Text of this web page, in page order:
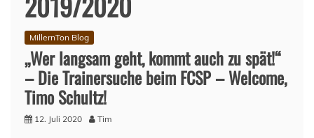
MillernTon Blog
„Wer langsam geht, kommt auch zu spät!“
– Die Trainersuche beim FCSP – Welcome,
Timo Schultz!
12. Juli 2020 Tim